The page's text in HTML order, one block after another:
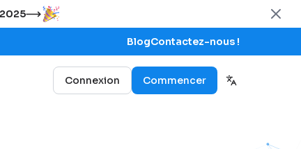
BlogContactez-nous !
Connexion Commencer